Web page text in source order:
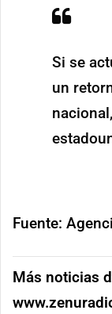
Si se
un
Fuente:
Más noticias